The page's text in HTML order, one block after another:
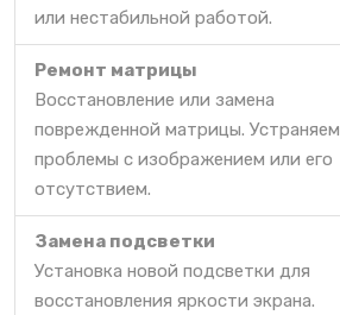
или нестабильной работой.
Ремонт матрицы
Восстановление или замена
поврежденной матрицы. Устраняем
проблемы с изображением или его
отсутствием.
Замена подсветки
Установка новой подсветки для
восстановления яркости экрана.